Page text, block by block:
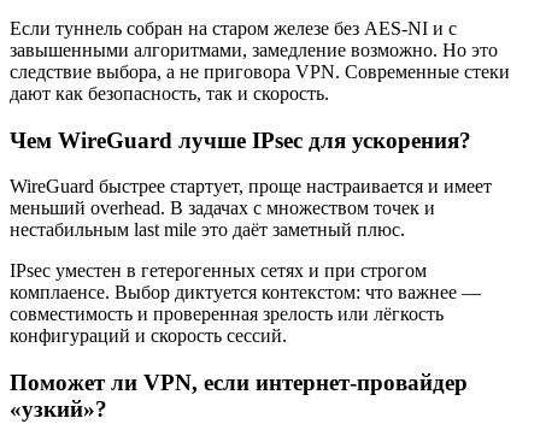
Если туннель собран на старом железе без AES-NI и с
завышенными алгоритмами, замедление возможно. Но это
следствие выбора, а не приговора VPN. Современные стеки
дают как безопасность, так и скорость.
Чем WireGuard лучше IPsec для ускорения?
WireGuard быстрее стартует, проще настраивается и имеет
меньший overhead. В задачах с множеством точек и
нестабильным last mile это даёт заметный плюс.
IPsec уместен в гетерогенных сетях и при строгом
комплаенсе. Выбор диктуется контекстом: что важнее —
совместимость и проверенная зрелость или лёгкость
конфигураций и скорость сессий.
Поможет ли VPN, если интернет-провайдер
«узкий»?